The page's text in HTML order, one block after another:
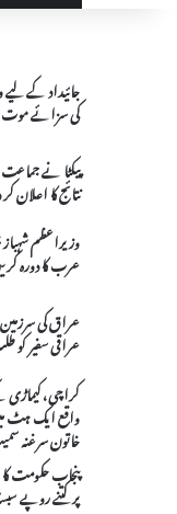
for
جائیداد کے
کی سزائے
نتائج کا اعلان کر
عرب کا دورہ
عراق کی
عراقی سفیر کو
کراچی، کیماڑی
واقع ایک ہٹ
خاتون سرغنہ سمیت 40
پنجاب حکومت کا
پر کتنے روپے